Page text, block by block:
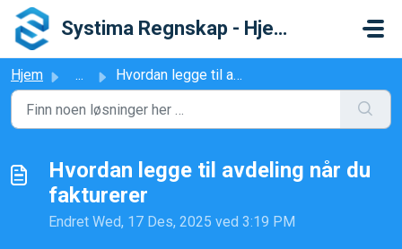
Gå til hovedinnhold
Systima Regnskap - Hjelpesenter
Hjem ... Hvordan legge til avdeling når du fakturerer
Hvordan legge til avdeling når du
fakturerer
Endret Wed, 17 Des, 2025 ved 3:19 PM